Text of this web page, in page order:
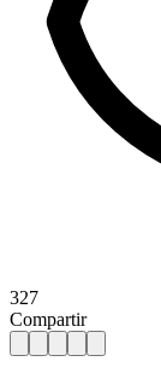
327
Compartir